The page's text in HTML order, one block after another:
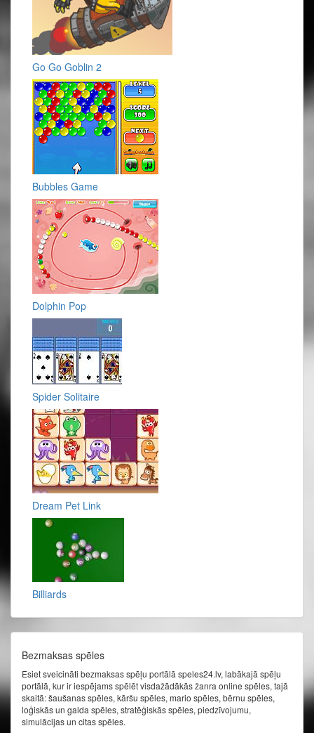
Go Go Goblin 2
Bubbles Game
Dolphin Pop
Spider Solitaire
Dream Pet Link
Billiards
Bezmaksas spēles
Esiet sveicināti bezmaksas spēļu portālā speles24.lv, labākajā spēļu
portālā, kur ir iespējams spēlēt visdažādākās žanra online spēles, tajā
skaitā: šaušanas spēles, kāršu spēles, mario spēles, bērnu spēles,
loģiskās un galda spēles, stratēģiskās spēles, piedzīvojumu,
simulācijas un citas spēles.